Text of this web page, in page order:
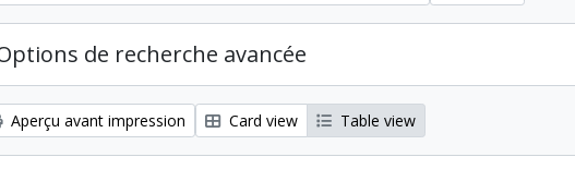
de recherche avancée
Aperçu avant impression Card view Table view